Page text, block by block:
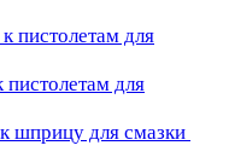
пистолетам для
для
шприцу для смазки